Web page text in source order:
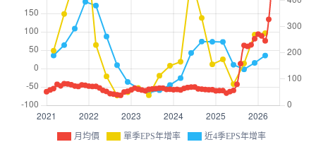
月均價 單季EPS年增率 近4季EPS年增率